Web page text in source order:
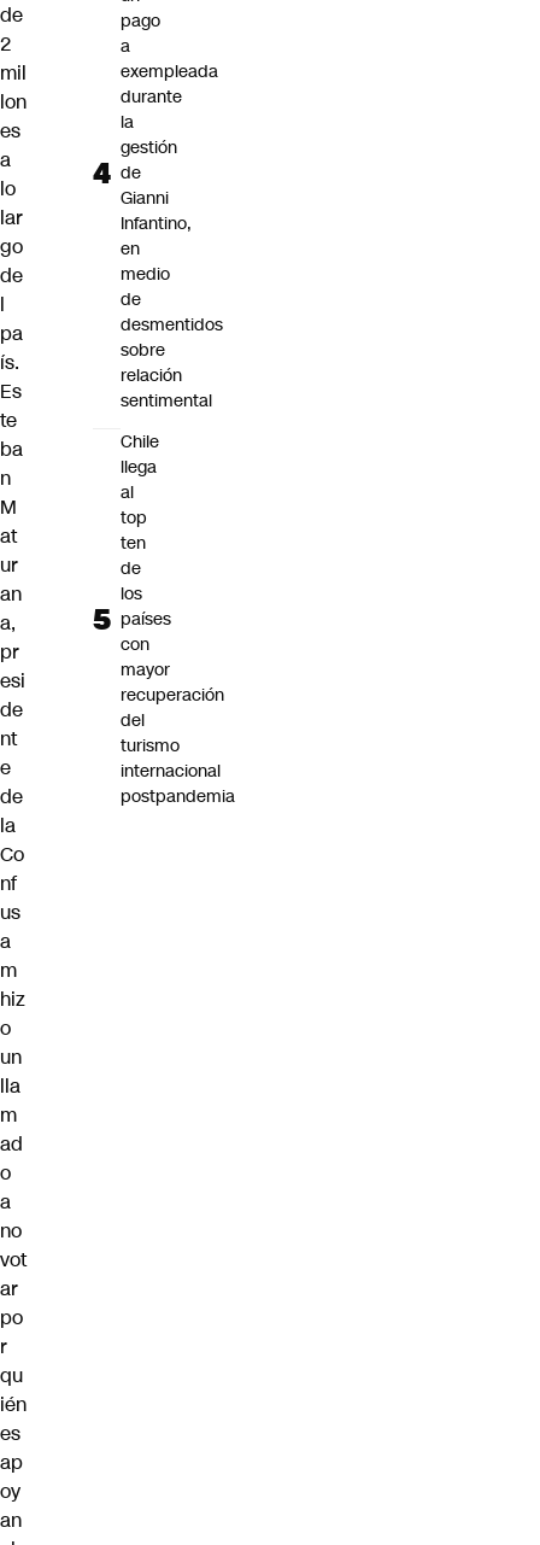
de
2
mil
lon
es
a
lo
lar
go
de
l
pa
ís.
Es
te
ba
n
M
at
ur
an
a,
pr
esi
de
nt
e
de
la
Co
nf
us
a
m
hiz
o
un
lla
m
ad
o
a
no
vot
ar
po
r
qu
ién
es
ap
oy
an
pago
a
exempleada
durante
la
gestión
de
Gianni
Infantino,
en
medio
de
desmentidos
sobre
relación
sentimental
Chile
llega
al
top
ten
de
los
países
con
mayor
recuperación
del
turismo
internacional
postpandemia